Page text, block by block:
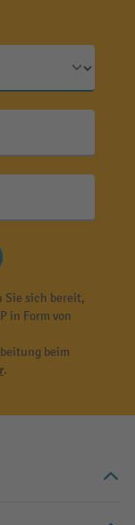
Sie sich bereit,
in Form von
beim
.